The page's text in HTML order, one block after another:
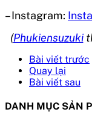
– Instagram:
(Phukiensuzuki
Bài viết trước
Quay lại
Bài viết sau
DANH MỤC SẢN